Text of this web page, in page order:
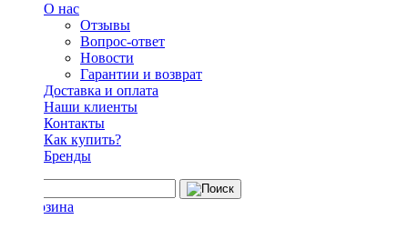
О нас
Отзывы
Вопрос-ответ
Новости
Гарантии и возврат
Доставка и оплата
Наши клиенты
Контакты
Как купить?
Бренды